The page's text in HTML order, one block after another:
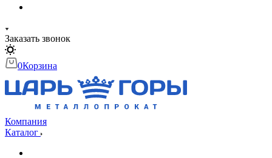
Заказать звонок
0Корзина
Компания
Каталог